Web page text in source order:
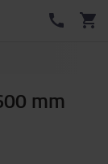
mm